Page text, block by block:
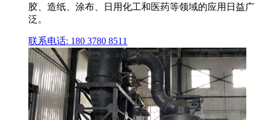
胶、造纸、涂布、日用化工和医药等领域的应用日益广
泛。
联系电话: 180 3780 8511